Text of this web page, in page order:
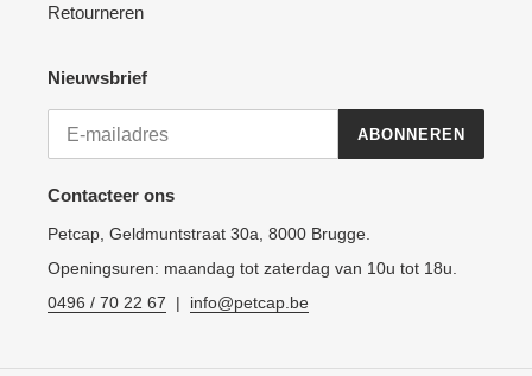
Retourneren
Nieuwsbrief
ABONNEREN
Contacteer ons
Petcap, Geldmuntstraat 30a, 8000 Brugge.
Openingsuren: maandag tot zaterdag van 10u tot 18u.
0496 / 70 22 67 | info@petcap.be